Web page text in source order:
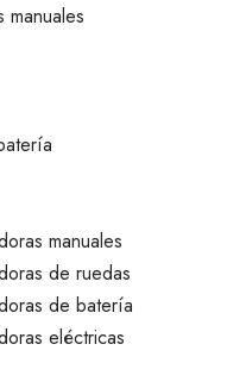
manuales
manuales
de ruedas
de batería
eléctricas